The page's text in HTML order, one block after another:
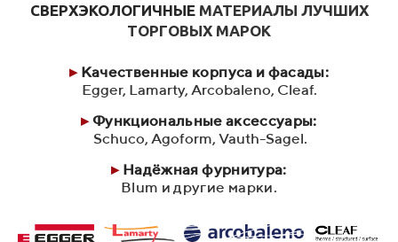
СВЕРХЭКОЛОГИЧНЫЕ МАТЕРИАЛЫ ЛУЧШИХ
ТОРГОВЫХ МАРОК
▸ Качественные корпуса и фасады:
Egger, Lamarty, Arcobaleno, Cleaf.
▸Функциональные аксессуары:
Schuco, Agoform, Vauth-Sagel.
▸ Надёжная фурнитура:
Blum и другие марки.